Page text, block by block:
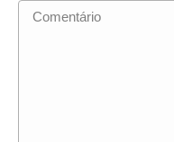
Comentário